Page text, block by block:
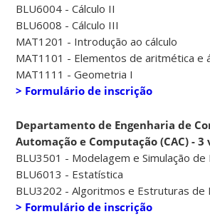
BLU6004 - Cálculo II
BLU6008 - Cálculo III
MAT1201 - Introdução ao cálculo
MAT1101 - Elementos de aritmética e
MAT1111 - Geometria I
> Formulário de inscrição
Departamento de Engenharia de
Automação e Computação (CAC) - 3
BLU3501 - Modelagem e Simulação
BLU6013 - Estatística
BLU3202 - Algoritmos e Estruturas de
> Formulário de inscrição